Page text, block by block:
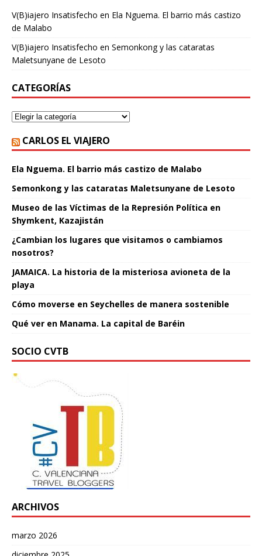
V(B)iajero Insatisfecho en Ela Nguema. El barrio más castizo
de Malabo
V(B)iajero Insatisfecho en Semonkong y las cataratas
Maletsunyane de Lesoto
CATEGORÍAS
CARLOS EL VIAJERO
Ela Nguema. El barrio más castizo de Malabo
Semonkong y las cataratas Maletsunyane de Lesoto
Museo de las Víctimas de la Represión Política en
Shymkent, Kazajistán
¿Cambian los lugares que visitamos o cambiamos
nosotros?
JAMAICA. La historia de la misteriosa avioneta de la
playa
Cómo moverse en Seychelles de manera sostenible
Qué ver en Manama. La capital de Baréin
SOCIO CVTB
ARCHIVOS
marzo 2026